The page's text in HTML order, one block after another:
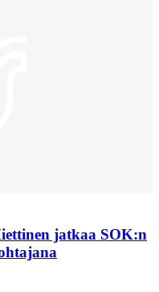
jatkaa SOK:n